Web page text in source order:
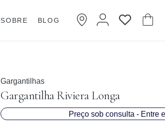
SOBRE BLOG
Gargantilhas
Gargantilha Riviera Longa
Preço sob consulta - Entre